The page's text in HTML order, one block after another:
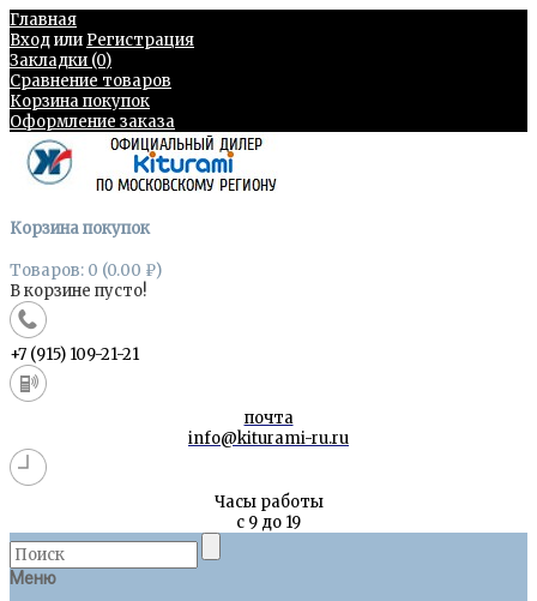
Главная
Входили Регистрация
Закладки (0)
Сравнение товаров
Корзина покупок
Оформление заказа
Корзина покупок
Товаров: 0 (0.00 ₽)
В корзине пусто!
+7 (915) 109-21-21
почта
info@kiturami-ru.ru
Часы работы
с 9 до 19
Меню